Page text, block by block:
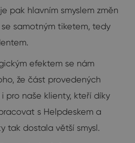
pak hlavním smyslem změn
samotným tiketem, tedy
efektem se nám
že část provedených
pro naše klienty, kteří díky
s Helpdeskem a
tak dostala větší smysl.